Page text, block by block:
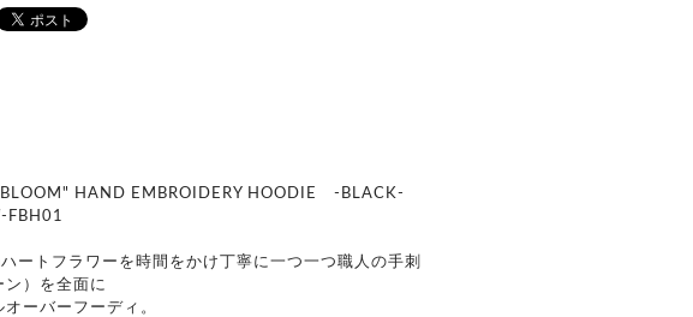
HAND EMBROIDERY HOODIE -BLACK-
FBH01
ートフラワーを時間をかけ丁寧に一つ一つ職人の手刺
ン）を全面に
ーバーフーディ。